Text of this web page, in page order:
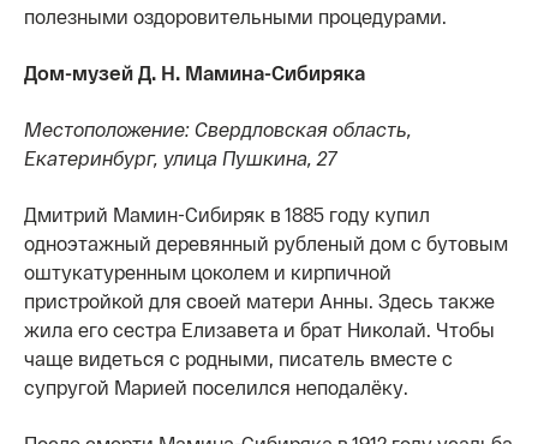
полезными оздоровительными процедурами.
Дом-музей Д. Н. Мамина-Сибиряка
Местоположение: Свердловская область,
Екатеринбург, улица Пушкина, 27
Дмитрий Мамин-Сибиряк в 1885 году купил
одноэтажный деревянный рубленый дом с бутовым
оштукатуренным цоколем и кирпичной
пристройкой для своей матери Анны. Здесь также
жила его сестра Елизавета и брат Николай. Чтобы
чаще видеться с родными, писатель вместе с
супругой Марией поселился неподалёку.